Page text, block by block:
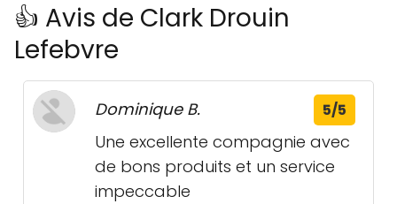
👍 Avis de Clark Drouin
Lefebvre
Dominique B. 5/5
Une excellente compagnie avec
de bons produits et un service
impeccable